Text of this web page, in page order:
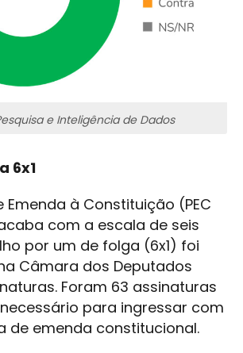
e Inteligência de Dados
6x1
Emenda à Constituição (PEC
com a escala de seis
por um de folga (6x1) foi
Câmara dos Deputados
Foram 63 assinaturas
para ingressar com
de emenda constitucional.